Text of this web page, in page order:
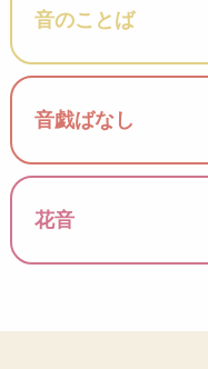
音のことば
音戯ばなし
花音